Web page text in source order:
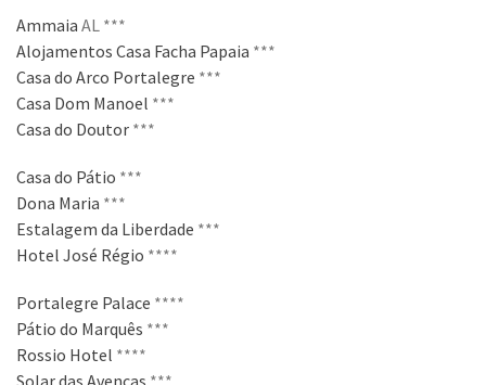
Ammaia AL ***
Alojamentos Casa Facha Papaia ***
Casa do Arco Portalegre ***
Casa Dom Manoel ***
Casa do Doutor ***
Casa do Pátio ***
Dona Maria ***
Estalagem da Liberdade ***
Hotel José Régio ****
Portalegre Palace ****
Pátio do Marquês ***
Rossio Hotel ****
Solar das Avencas ***